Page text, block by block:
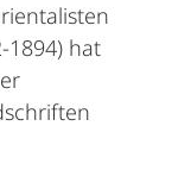
1894) hat